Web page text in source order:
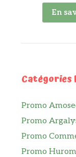
En
Catégories
Promo
Promo
Promo
Promo